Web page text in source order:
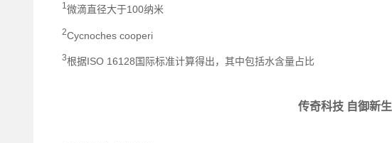
1 微滴直径大于100纳米
2Cycnoches cooperi
3根据ISO 16128国际标准计算得出，其中包括水含量占比
传奇科技 自御新生